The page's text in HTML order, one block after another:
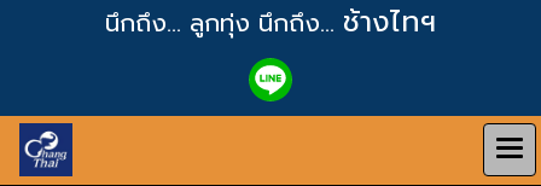
นึกถึง... ลูกทุ่ง นึกถึง... ช้างไทฯ